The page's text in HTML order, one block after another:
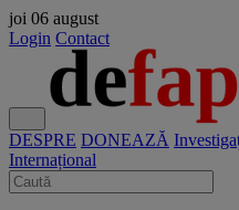
joi 06 august
Login Contact
DESPRE DONEAZĂ
Internațional